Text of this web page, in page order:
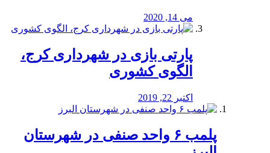
می 14, 2020
پارتی بازی در شهرداری کرج،
الگوی کشوری
اکتبر 22, 2019
پلمب ۶ واحد صنفی در شهرستان